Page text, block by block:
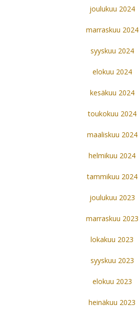
joulukuu 2024
marraskuu 2024
syyskuu 2024
elokuu 2024
kesäkuu 2024
toukokuu 2024
maaliskuu 2024
helmikuu 2024
tammikuu 2024
joulukuu 2023
marraskuu 2023
lokakuu 2023
syyskuu 2023
elokuu 2023
heinäkuu 2023